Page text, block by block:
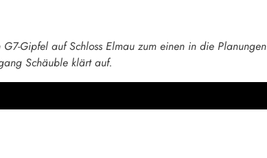
Gipfel auf Schloss Elmau zum einen in die
Schäuble klärt auf.